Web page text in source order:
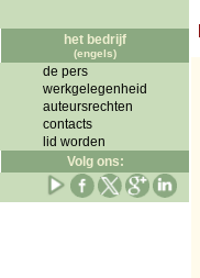
het bedrijf
(engels)
de pers
werkgelegenheid
auteursrechten
contacts
lid worden
Volg ons: